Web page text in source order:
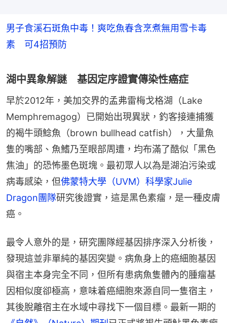
男子食溪石斑魚中毒！爽吃魚春含烹煮無用雪卡毒
素 可4招預防
湖中異象解謎 基因定序證實傳染性癌症
早於2012年，美加交界的孟弗雷梅戈格湖（Lake
Memphremagog）已開始出現異狀，釣客接連捕獲
的褐牛頭鯰魚（brown bullhead catfish），大量魚
隻的嘴部、魚鰭乃至眼部周遭，均布滿了酷似「黑色
焦油」的恐怖墨色斑塊。最初眾人以為是湖泊污染或
病毒感染，但佛蒙特大學（UVM）科學家Julie
Dragon團隊研究後證實，這是黑色素瘤，是一種皮膚
癌。
最令人意外的是，研究團隊經基因排序深入分析後，
發現這並非單純的基因突變。病魚身上的癌細胞基因
與宿主本身完全不同，但所有患病魚隻體內的腫瘤基
因相似度卻極高，意味着癌細胞來源自同一隻宿主，
其後脫離宿主在水域中尋找下一個目標。最新一期的